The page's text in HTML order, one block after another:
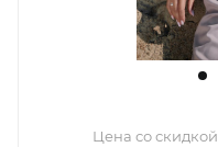
Цена со скидкой